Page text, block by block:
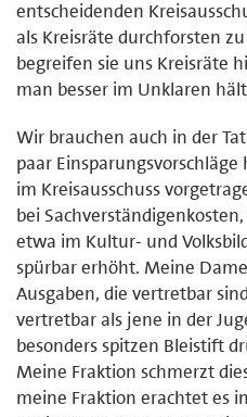
entscheidenden
als Kreisräte durchforsten
begreifen sie uns Kreisräte
man besser im Unklaren
Wir brauchen auch in der
paar
im Kreisausschuss
bei
etwa im Kultur- und
spürbar erhöht. Meine
Ausgaben, die vertretbar
vertretbar als jene in der
besonders spitzen Bleistift
Meine Fraktion schmerzt
meine Fraktion erachtet es